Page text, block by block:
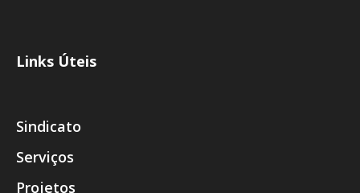
Links Úteis
Sindicato
Serviços
Projetos